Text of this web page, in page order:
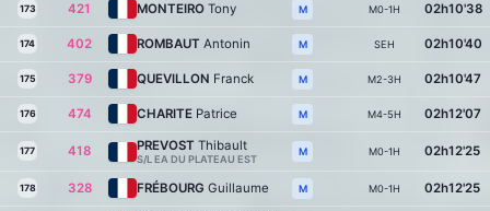
173 421 MONTEIRO Tony M M0-1H 02h10'38
174 402 ROMBAUT Antonin M SEH 02h10'40
175 379 QUEVILLON Franck M M2-3H 02h10'47
176 474 CHARITE Patrice M M4-5H 02h12'07
177 418 PREVOST Thibault
S/L EA DU PLATEAU EST
M M0-1H 02h12'25
178 328 FRÉBOURG Guillaume M M0-1H 02h12'25